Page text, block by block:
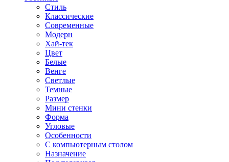
Стиль
Классические
Современные
Модерн
Хай-тек
Цвет
Белые
Венге
Светлые
Темные
Размер
Мини стенки
Форма
Угловые
Особенности
С компьютерным столом
Назначение